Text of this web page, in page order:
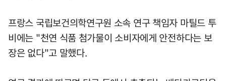
프랑스 국립보건의학연구원 소속 연구 책임자 마틸드 투
비에는 "천연 식품 첨가물이 소비자에게 안전하다는 보
장은 없다"고 말했다.